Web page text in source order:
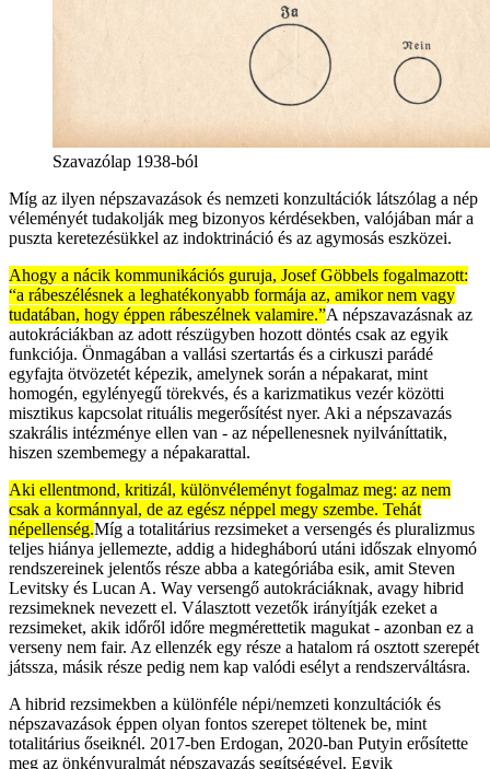
Szavazólap 1938-ból
Míg az ilyen népszavazások és nemzeti konzultációk látszólag a nép
véleményét tudakolják meg bizonyos kérdésekben, valójában már a
puszta keretezésükkel az indoktrináció és az agymosás eszközei.
Ahogy a nácik kommunikációs guruja, Josef Göbbels fogalmazott:
“a rábeszélésnek a leghatékonyabb formája az, amikor nem vagy
tudatában, hogy éppen rábeszélnek valamire.”A népszavazásnak az
autokráciákban az adott részügyben hozott döntés csak az egyik
funkciója. Önmagában a vallási szertartás és a cirkuszi parádé
egyfajta ötvözetét képezik, amelynek során a népakarat, mint
homogén, egylényegű törekvés, és a karizmatikus vezér közötti
misztikus kapcsolat rituális megerősítést nyer. Aki a népszavazás
szakrális intézménye ellen van - az népellenesnek nyilváníttatik,
hiszen szembemegy a népakarattal.
Aki ellentmond, kritizál, különvéleményt fogalmaz meg: az nem
csak a kormánnyal, de az egész néppel megy szembe. Tehát
népellenség.Míg a totalitárius rezsimeket a versengés és pluralizmus
teljes hiánya jellemezte, addig a hidegháború utáni időszak elnyomó
rendszereinek jelentős része abba a kategóriába esik, amit Steven
Levitsky és Lucan A. Way versengő autokráciáknak, avagy hibrid
rezsimeknek nevezett el. Választott vezetők irányítják ezeket a
rezsimeket, akik időről időre megmérettetik magukat - azonban ez a
verseny nem fair. Az ellenzék egy része a hatalom rá osztott szerepét
játssza, másik része pedig nem kap valódi esélyt a rendszerváltásra.
A hibrid rezsimekben a különféle népi/nemzeti konzultációk és
népszavazások éppen olyan fontos szerepet töltenek be, mint
totalitárius őseiknél. 2017-ben Erdogan, 2020-ban Putyin erősítette
meg az önkényuralmát népszavazás segítségével. Egyik